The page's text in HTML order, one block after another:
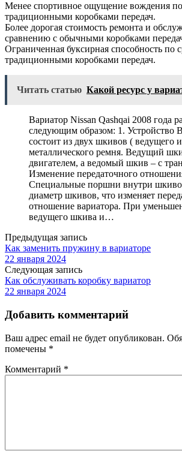
Менее спортивное ощущение вождения
традиционными коробками передач.
Более дорогая стоимость ремонта и
сравнению с обычными коробками
Ограниченная буксирная способность по
традиционными коробками передач.
Читать статью Какой ресурс у
Вариатор Nissan Qashqai 2008 года
следующим образом: 1. Устройство
состоит из двух шкивов ( ведущего
металлического ремня. Ведущий
двигателем, а ведомый шкив – с
Изменение передаточного
Специальные поршни внутри
диаметр шкивов, что изменяет
отношение вариатора. При
ведущего шкива и…
Предыдущая запись
Как заменить пружину в вариаторе
22 января 2024
Следующая запись
Как обслуживать коробку вариатор
22 января 2024
Добавить комментарий
Ваш адрес email не будет опубликован.
помечены *
Комментарий *